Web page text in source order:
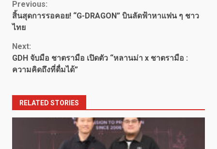
Continue
Reading
Previous:
สิ้นสุดการรอคอย! “G-DRAGON” บินลัดฟ้าหาแฟน ๆ ชาว
ไทย
Next:
GDH จับมือ ชาตรามือ เปิดตัว “หลานม่า x ชาตรามือ :
ความคิดถึงที่ดื่มได้”
RELATED STORIES